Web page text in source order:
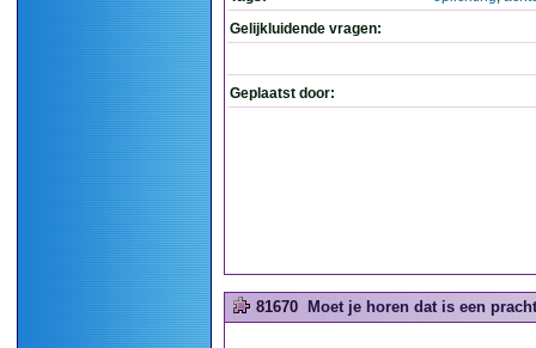
Gelijkluidende vragen:
Geplaatst door:
81670 Moet je horen dat is een